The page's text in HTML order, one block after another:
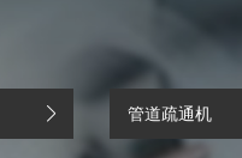
管道疏通机